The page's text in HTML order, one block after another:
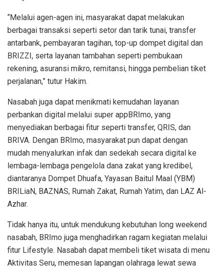
“Melalui agen-agen ini, masyarakat dapat melakukan
berbagai transaksi seperti setor dan tarik tunai, transfer
antarbank, pembayaran tagihan, top-up dompet digital dan
BRIZZI, serta layanan tambahan seperti pembukaan
rekening, asuransi mikro, remitansi, hingga pembelian tiket
perjalanan,” tutur Hakim.
Nasabah juga dapat menikmati kemudahan layanan
perbankan digital melalui super appBRImo, yang
menyediakan berbagai fitur seperti transfer, QRIS, dan
BRIVA. Dengan BRImo, masyarakat pun dapat dengan
mudah menyalurkan infak dan sedekah secara digital ke
lembaga-lembaga pengelola dana zakat yang kredibel,
diantaranya Dompet Dhuafa, Yayasan Baitul Maal (YBM)
BRILiaN, BAZNAS, Rumah Zakat, Rumah Yatim, dan LAZ Al-
Azhar.
Tidak hanya itu, untuk mendukung kebutuhan long weekend
nasabah, BRImo juga menghadirkan ragam kegiatan melalui
fitur Lifestyle. Nasabah dapat membeli tiket wisata di menu
Aktivitas Seru, memesan lapangan olahraga lewat sewa